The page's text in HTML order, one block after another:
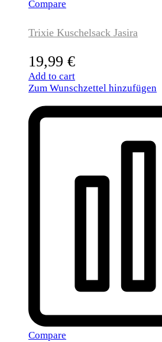
Compare
Trixie Kuschelsack Jasira
19,99 €
Add to cart
Zum Wunschzettel hinzufügen
Compare